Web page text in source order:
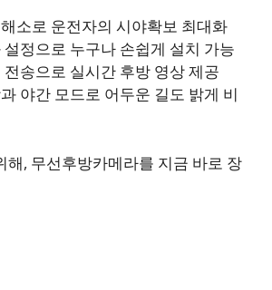
소로 운전자의 시야확보 최대화
정으로 누구나 손쉽게 설치 가능
송으로 실시간 후방 영상 제공
야간 모드로 어두운 길도 밝게 비
해, 무선후방카메라를 지금 바로 장